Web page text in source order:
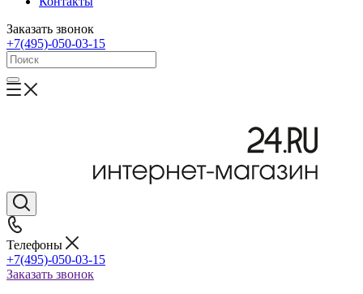
Заказать звонок
+7(495)-050-03-15
Телефоны
+7(495)-050-03-15
Заказать звонок